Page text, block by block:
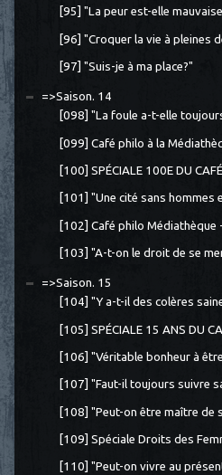
[95] "La peur est-elle
[96] "Croquer la vie à pleines
[97] "Suis-je à ma place?"
=>Saison. 14
[098] "La foule a-t-elle
[099] Café philo à la
[100] SPÉCIALE 100E DU
[101] "Une cité sans hommes
[102] Café philo Médiathèque
[103] "A-t-on le droit de se
=>Saison. 15
[104] "Y a-t-il des colères
[105] SPÉCIALE 15 ANS DU
[106] "Véritable bonheur à
[107] "Faut-il toujours suivre
[108] "Peut-on être maître de
[109] Spéciale Droits des
[110] "Peut-on vivre au